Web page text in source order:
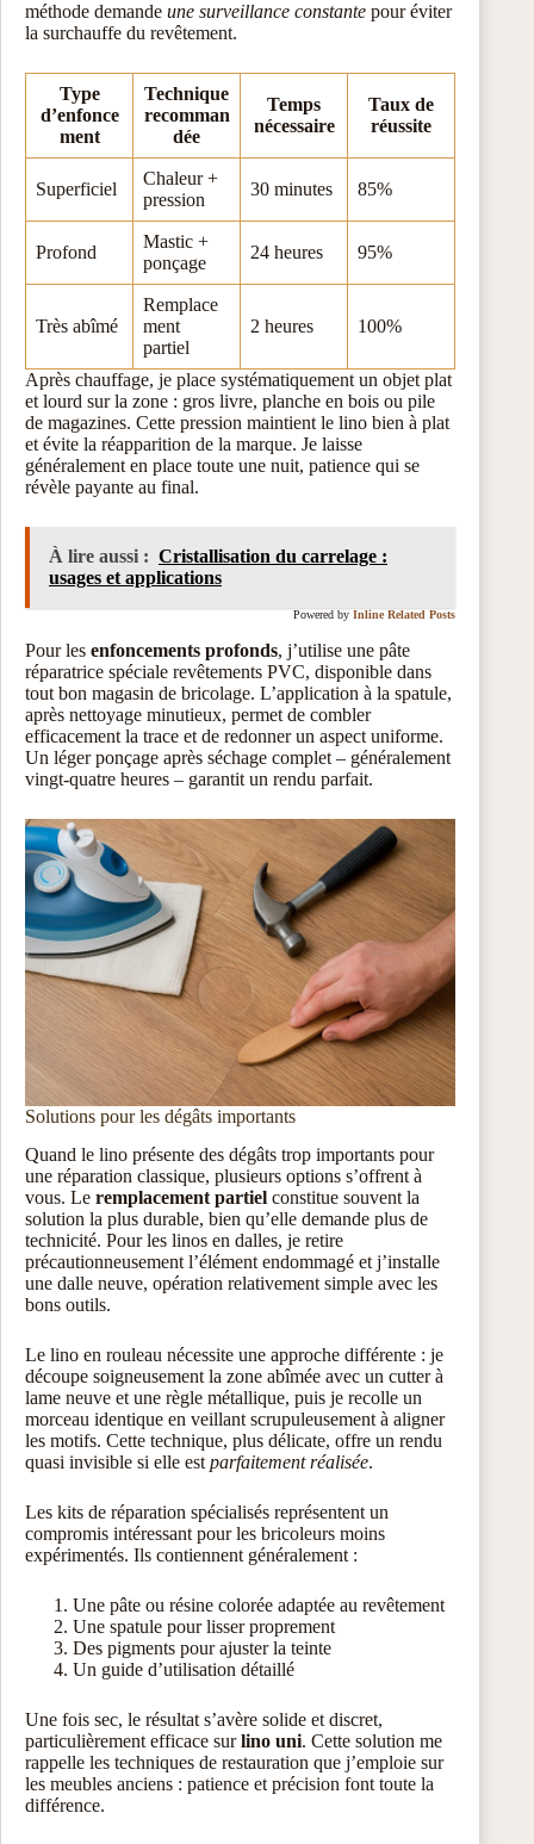
méthode demande une surveillance constante pour éviter
la surchauffe du revêtement.
Type
d’enfonce
ment
Technique
recomman
dée
Temps
nécessaire
Taux de
réussite
Superficiel
Chaleur +
pression
30 minutes 85%
Profond
Mastic +
ponçage
24 heures 95%
Très abîmé
Remplace
ment
partiel
2 heures 100%
Après chauffage, je place systématiquement un objet plat
et lourd sur la zone : gros livre, planche en bois ou pile
de magazines. Cette pression maintient le lino bien à plat
et évite la réapparition de la marque. Je laisse
généralement en place toute une nuit, patience qui se
révèle payante au final.
À lire aussi : Cristallisation du carrelage :
usages et applications
Powered by Inline Related Posts
Pour les enfoncements profonds, j’utilise une pâte
réparatrice spéciale revêtements PVC, disponible dans
tout bon magasin de bricolage. L’application à la spatule,
après nettoyage minutieux, permet de combler
efficacement la trace et de redonner un aspect uniforme.
Un léger ponçage après séchage complet – généralement
vingt-quatre heures – garantit un rendu parfait.
Solutions pour les dégâts importants
Quand le lino présente des dégâts trop importants pour
une réparation classique, plusieurs options s’offrent à
vous. Le remplacement partiel constitue souvent la
solution la plus durable, bien qu’elle demande plus de
technicité. Pour les linos en dalles, je retire
précautionneusement l’élément endommagé et j’installe
une dalle neuve, opération relativement simple avec les
bons outils.
Le lino en rouleau nécessite une approche différente : je
découpe soigneusement la zone abîmée avec un cutter à
lame neuve et une règle métallique, puis je recolle un
morceau identique en veillant scrupuleusement à aligner
les motifs. Cette technique, plus délicate, offre un rendu
quasi invisible si elle est parfaitement réalisée.
Les kits de réparation spécialisés représentent un
compromis intéressant pour les bricoleurs moins
expérimentés. Ils contiennent généralement :
Une pâte ou résine colorée adaptée au revêtement
Une spatule pour lisser proprement
Des pigments pour ajuster la teinte
Un guide d’utilisation détaillé
Une fois sec, le résultat s’avère solide et discret,
particulièrement efficace surlino uni. Cette solution me
rappelle les techniques de restauration que j’emploie sur
les meubles anciens : patience et précision font toute la
différence.